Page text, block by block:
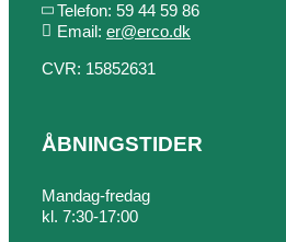
Telefon: 59 44 59 86
Email: er@erco.dk
CVR: 15852631
ÅBNINGSTIDER
Mandag-fredag
kl. 7:30-17:00